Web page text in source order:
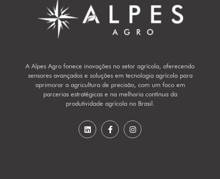
A Alpes Agro fonece inovações no setor agrícola, oferecendo
sensores avançados e soluções em tecnologia agrícola para
aprimorar a agricultura de precisão, com um foco em
parcerias estratégicas e na melhoria contínua da
produtividade agrícola no Brasil.